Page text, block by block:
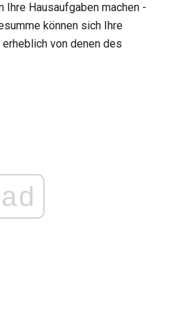
Hausaufgaben machen -
können sich Ihre
von denen des
ad